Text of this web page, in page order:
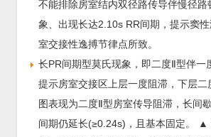
不能排除房室结内双径路传导伴慢径
象、出现长达2.10s RR间期，提示窦
室交接性逸搏节律点所致。
长PR间期型莫氏现象，即二度Ⅱ型伴一
提示房室交接区上层一度阻滞，下层二
图表现为二度Ⅱ型房室传导阻滞，长间
间期仍延长(≥0.24s)，且基本固定。
▲